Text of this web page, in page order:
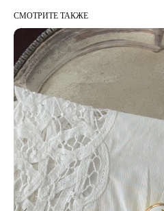
СМОТРИТЕ ТАКЖЕ
МОМЕНТЫ